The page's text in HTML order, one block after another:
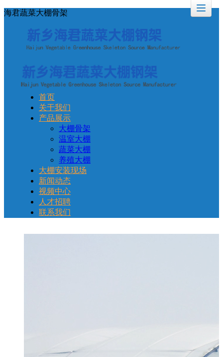
海君蔬菜大棚骨架
首页
关于我们
产品展示
大棚骨架
温室大棚
蔬菜大棚
养殖大棚
大棚安装现场
新闻动态
视频中心
人才招聘
联系我们